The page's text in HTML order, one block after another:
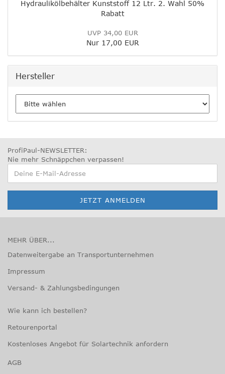
Hydraulikölbehälter Kunststoff 12 Ltr. 2. Wahl 50%
Rabatt
UVP 34,00 EUR
Nur 17,00 EUR
Hersteller
ProfiPaul-NEWSLETTER:
Nie mehr Schnäppchen verpassen!
MEHR ÜBER...
Datenweitergabe an Transportunternehmen
Impressum
Versand- & Zahlungsbedingungen
Wie kann ich bestellen?
Retourenportal
Kostenloses Angebot für Solartechnik anfordern
AGB